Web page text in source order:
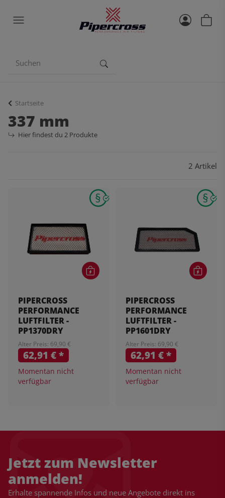
Startseite
337 mm
Hier findest du 2 Produkte
2 Artikel
PIPERCROSS
PERFORMANCE
LUFTFILTER -
PP1370DRY
Alter Preis: 69,90 €
62,91 €*
Momentan nicht
verfügbar
PIPERCROSS
PERFORMANCE
LUFTFILTER -
PP1601DRY
Alter Preis: 69,90 €
62,91 €*
Momentan nicht
verfügbar
Jetzt zum Newsletter
anmelden!
Erhalte spannende Infos und neue Angebote direkt ins